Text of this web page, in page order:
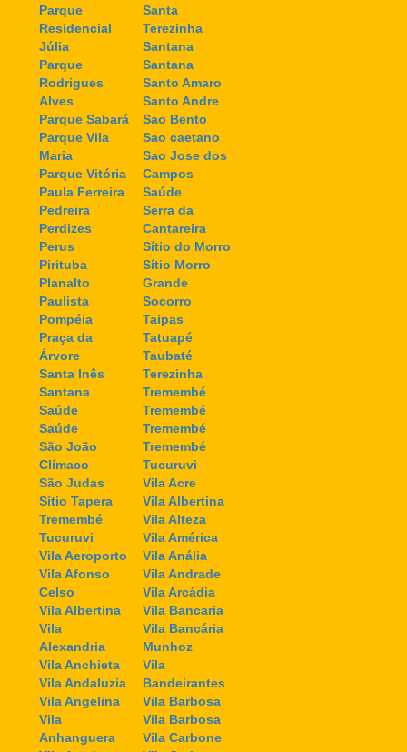
Parque
Residencial
Júlia
Parque
Rodrigues
Alves
Parque Sabará
Parque Vila
Maria
Parque Vitória
Paula Ferreira
Pedreira
Perdizes
Perus
Pirituba
Planalto
Paulista
Pompéia
Praça da
Árvore
Santa Inês
Santana
Saúde
Saúde
São João
Clímaco
São Judas
Sítio Tapera
Tremembé
Tucuruvi
Vila Aeroporto
Vila Afonso
Celso
Vila Albertina
Vila
Alexandria
Vila Anchieta
Vila Andaluzia
Vila Angelina
Vila
Anhanguera
Santa
Terezinha
Santana
Santana
Santo Amaro
Santo Andre
Sao Bento
Sao caetano
Sao Jose dos
Campos
Saúde
Serra da
Cantareira
Sítio do Morro
Sítio Morro
Grande
Socorro
Taipas
Tatuapé
Taubaté
Terezinha
Tremembé
Tremembé
Tremembé
Tremembé
Tucuruvi
Vila Acre
Vila Albertina
Vila Alteza
Vila América
Vila Anália
Vila Andrade
Vila Arcádia
Vila Bancaria
Vila Bancária
Munhoz
Vila
Bandeirantes
Vila Barbosa
Vila Barbosa
Vila Carbone